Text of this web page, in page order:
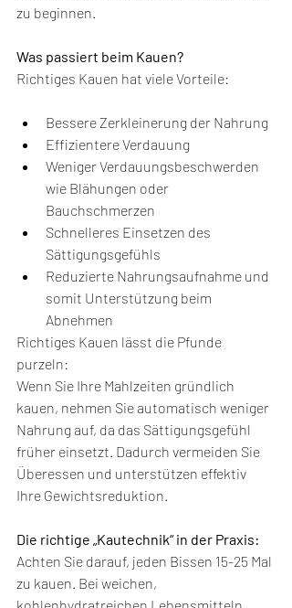
zu beginnen.
Was passiert beim Kauen?
Richtiges Kauen hat viele Vorteile:
Bessere Zerkleinerung der Nahrung
Effizientere Verdauung
Weniger Verdauungsbeschwerden
wie Blähungen oder
Bauchschmerzen
Schnelleres Einsetzen des
Sättigungsgefühls
Reduzierte Nahrungsaufnahme und
somit Unterstützung beim
Abnehmen
Richtiges Kauen lässt die Pfunde
purzeln:
Wenn Sie Ihre Mahlzeiten gründlich
kauen, nehmen Sie automatisch weniger
Nahrung auf, da das Sättigungsgefühl
früher einsetzt. Dadurch vermeiden Sie
Überessen und unterstützen effektiv
Ihre Gewichtsreduktion.
Die richtige „Kautechnik“ in der Praxis:
Achten Sie darauf, jeden Bissen 15-25 Mal
zu kauen. Bei weichen,